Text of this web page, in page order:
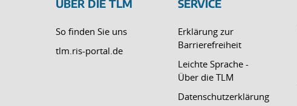
ÜBER DIE TLM
So finden Sie uns
tlm.ris-portal.de
SERVICE
Erklärung zur
Barrierefreiheit
Leichte Sprache -
Über die TLM
Datenschutzerklärung